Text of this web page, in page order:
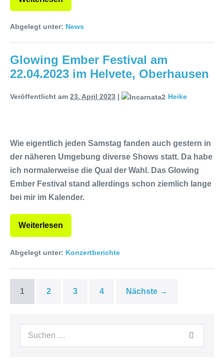
Abgelegt unter: News
Glowing Ember Festival am
22.04.2023 im Helvete, Oberhausen
Veröffentlicht am 23. April 2023 | Heike
Wie eigentlich jeden Samstag fanden auch gestern in
der näheren Umgebung diverse Shows statt. Da habe
ich normalerweise die Qual der Wahl. Das Glowing
Ember Festival stand allerdings schon ziemlich lange
bei mir im Kalender.
Weiterlesen
Abgelegt unter: Konzertberichte
1 2 3 4 Nächste →